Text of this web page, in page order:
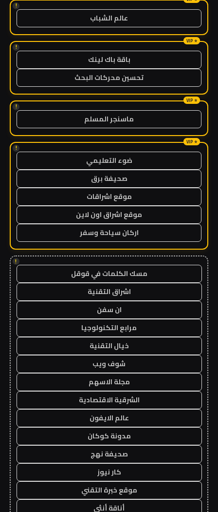
!
عالم الشباب
!
باقة باك لينك
تحسين محركات البحث
!
ماسنجر المسلم
!
ضوء التعليمي
صحيفة برق
موقع اشراقات
موقع اشراق اون لاين
اركان سياحة وسفر
!
مسك الكلمات في قوقل
اشراق التقنية
ان سفن
مرابع التكنولوجيا
خيال التقنية
شوف ويب
مجلة الاسهم
الشرقية الاقتصادية
عالم الايفون
مدونة كوكان
صحيفة نهج
كار نيوز
موقع خبرة التقني
أناقة أنثى